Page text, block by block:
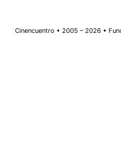
Cinencuentro • 2005 – 2026 •